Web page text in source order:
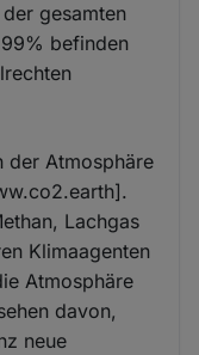
gesamten
befinden
der Atmosphäre
Lachgas
Klimaagenten
Atmosphäre
davon,
neue